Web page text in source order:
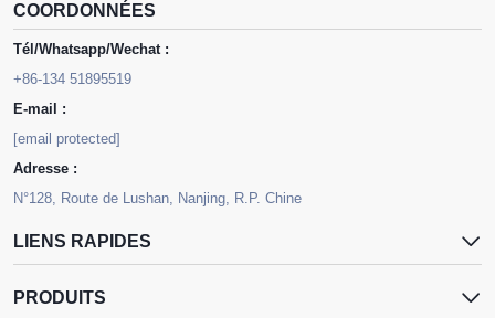
COORDONNÉES
Tél/Whatsapp/Wechat :
+86-134 51895519
E-mail :
[email protected]
Adresse :
N°128, Route de Lushan, Nanjing, R.P. Chine
LIENS RAPIDES
PRODUITS